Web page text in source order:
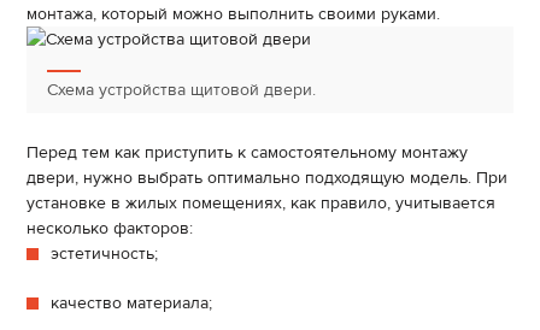
монтажа, который можно выполнить своими руками.
Схема устройства щитовой двери.
Перед тем как приступить к самостоятельному монтажу
двери, нужно выбрать оптимально подходящую модель. При
установке в жилых помещениях, как правило, учитывается
несколько факторов:
эстетичность;
качество материала;